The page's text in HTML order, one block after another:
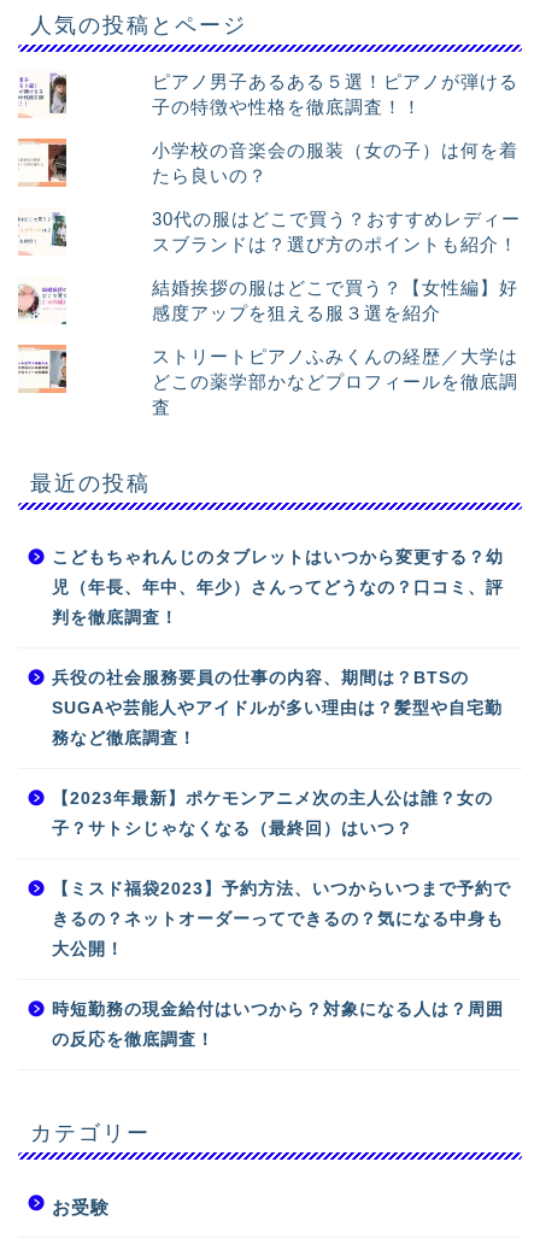
人気の投稿とページ
ピアノ男子あるある５選！ピアノが弾ける
子の特徴や性格を徹底調査！！
小学校の音楽会の服装（女の子）は何を着
たら良いの？
30代の服はどこで買う？おすすめレディー
スブランドは？選び方のポイントも紹介！
結婚挨拶の服はどこで買う？【女性編】好
感度アップを狙える服３選を紹介
ストリートピアノふみくんの経歴／大学は
どこの薬学部かなどプロフィールを徹底調
査
最近の投稿
こどもちゃれんじのタブレットはいつから変更する？幼
児（年長、年中、年少）さんってどうなの？口コミ、評
判を徹底調査！
兵役の社会服務要員の仕事の内容、期間は？BTSの
SUGAや芸能人やアイドルが多い理由は？髪型や自宅勤
務など徹底調査！
【2023年最新】ポケモンアニメ次の主人公は誰？女の
子？サトシじゃなくなる（最終回）はいつ？
【ミスド福袋2023】予約方法、いつからいつまで予約で
きるの？ネットオーダーってできるの？気になる中身も
大公開！
時短勤務の現金給付はいつから？対象になる人は？周囲
の反応を徹底調査！
カテゴリー
お受験